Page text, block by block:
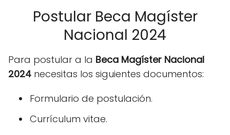
Postular Beca Magíster
Nacional 2024
Para postular a la Beca Magíster Nacional
2024 necesitas los siguientes documentos:
Formulario de postulación.
Currículum vitae.